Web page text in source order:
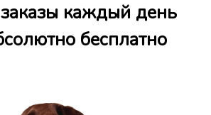
каждый день
бесплатно